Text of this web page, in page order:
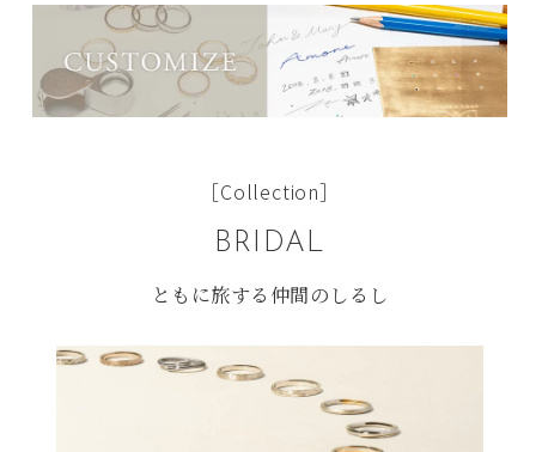
［Collection］
BRIDAL
ともに旅する仲間のしるし